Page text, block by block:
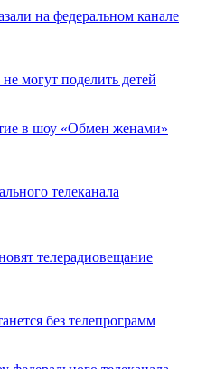
на федеральном канале
могут поделить детей
в шоу «Обмен женами»
телеканала
телерадиовещание
без телепрограмм